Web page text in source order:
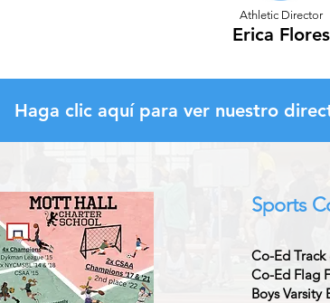
Erica Flores
Athletic Director
Haga clic aquí para ver nuestro
Sports
Co-Ed
Co-Ed Flag
Boys Varsity